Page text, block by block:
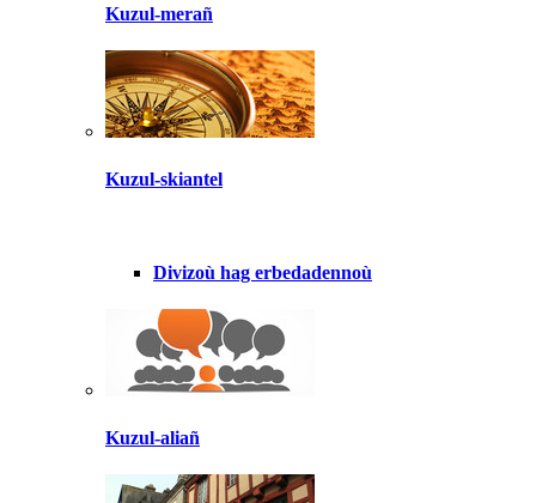
Kuzul-merañ
Kuzul-skiantel
Divizoù hag erbedadennoù
Kuzul-aliañ